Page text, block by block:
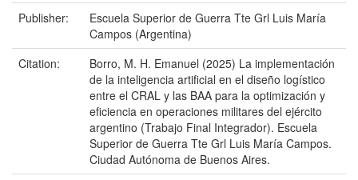
Publisher:
Escuela Superior de Guerra Tte Grl Luis María
Campos (Argentina)
Citation:
Borro, M. H. Emanuel (2025) La implementación
de la inteligencia artificial en el diseño logístico
entre el CRAL y las BAA para la optimización y
eficiencia en operaciones militares del ejército
argentino (Trabajo Final Integrador). Escuela
Superior de Guerra Tte Grl Luis María Campos.
Ciudad Autónoma de Buenos Aires.